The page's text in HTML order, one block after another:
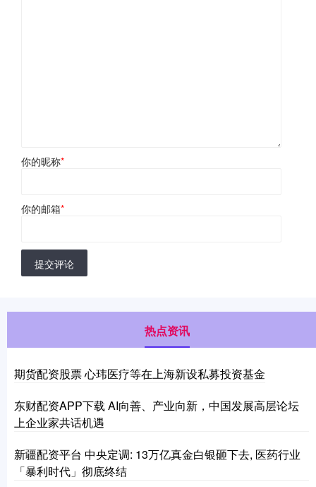
你的昵称*
你的邮箱*
提交评论
热点资讯
期货配资股票 心玮医疗等在上海新设私募投资基金
东财配资APP下载 AI向善、产业向新，中国发展高层论坛
上企业家共话机遇
新疆配资平台 中央定调: 13万亿真金白银砸下去, 医药行业
「暴利时代」彻底终结